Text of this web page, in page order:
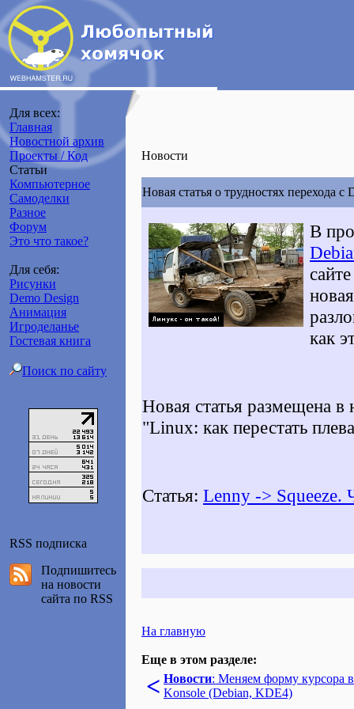
Для всех:
Главная
Новостной архив
Проекты / Код
Статьи
Компьютерное
Самоделки
Разное
Форум
Это что такое?
Для себя:
Рисунки
Demo Design
Анимация
Игроделанье
Гостевая книга
Поиск по сайту
RSS подписка
Подпишитесь
на новости
сайта по RSS
Новости
Новая статья о трудностях перехода
В
как
Новая статья размещена
"Linux: как перестать
Статья: Lenny -> Squeeze.
На главную
Еще в этом разделе:
< Новости: Меняем форму курсора в
Konsole (Debian, KDE4)